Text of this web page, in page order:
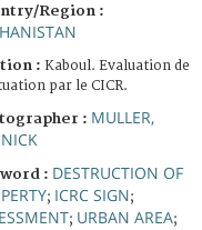
Region :
: Kaboul. Evaluation de
par le CICR.
: MULLER,
: DESTRUCTION OF
; ICRC SIGN;
; URBAN AREA;